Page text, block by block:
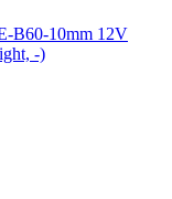
B60-10mm 12V
-)